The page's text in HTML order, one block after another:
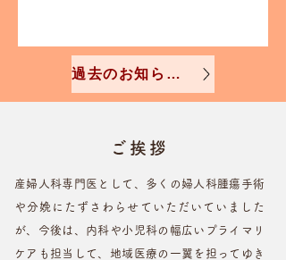
過去のお知らせを見る
ご挨拶
産婦人科専門医として、多くの婦人科腫瘍手術
や分娩にたずさわらせていただいていました
が、今後は、内科や小児科の幅広いプライマリ
ケアも担当して、地域医療の一翼を担ってゆき